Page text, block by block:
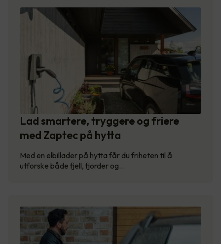
Lad smartere, tryggere og friere
med Zaptec på hytta
Med en elbillader på hytta får du friheten til å
utforske både fjell, fjorder og…